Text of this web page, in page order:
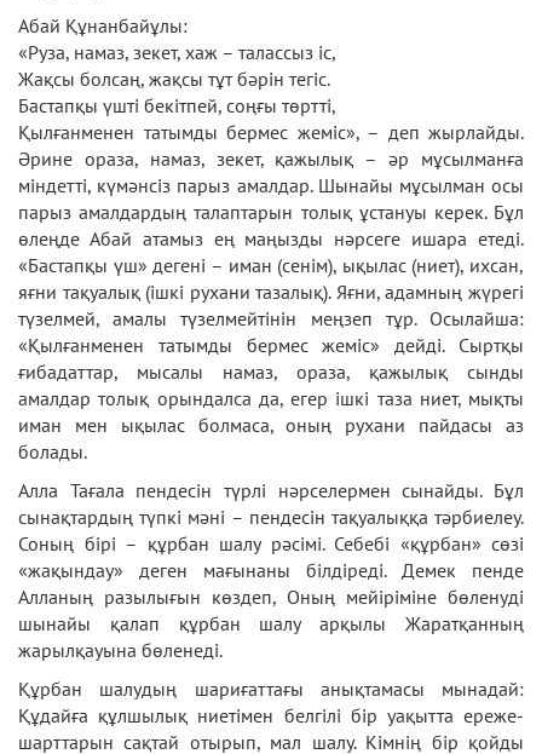
Абай Құнанбайұлы:
«Руза, намаз, зекет, хаж – талассыз іс,
Жақсы болсаң, жақсы тұт бәрін тегіс.
Бастапқы үшті бекітпей, соңғы төртті,
Қылғанменен татымды бермес жеміс», – деп жырлайды.
Әрине ораза, намаз, зекет, қажылық – әр мұсылманға
міндетті, күмәнсіз парыз амалдар. Шынайы мұсылман осы
парыз амалдардың талаптарын толық ұстануы керек. Бұл
өлеңде Абай атамыз ең маңызды нәрсеге ишара етеді.
«Бастапқы үш» дегені – иман (сенім), ықылас (ниет), ихсан,
яғни тақуалық (ішкі рухани тазалық). Яғни, адамның жүрегі
түзелмей, амалы түзелмейтінін меңзеп тұр. Осылайша:
«Қылғанменен татымды бермес жеміс» дейді. Сыртқы
ғибадаттар, мысалы намаз, ораза, қажылық сынды
амалдар толық орындалса да, егер ішкі таза ниет, мықты
иман мен ықылас болмаса, оның рухани пайдасы аз
болады.
Алла Тағала пендесін түрлі нәрселермен сынайды. Бұл
сынақтардың түпкі мәні – пендесін тақуалыққа тәрбиелеу.
Соның бірі – құрбан шалу рәсімі. Себебі «құрбан» сөзі
«жақындау» деген мағынаны білдіреді. Демек пенде
Алланың разылығын көздеп, Оның мейіріміне бөленуді
шынайы қалап құрбан шалу арқылы Жаратқанның
жарылқауына бөленеді.
Құрбан шалудың шариғаттағы анықтамасы мынадай:
Құдайға құлшылық ниетімен белгілі бір уақытта ереже-
шарттарын сақтай отырып, мал шалу. Кімнің бір қойды